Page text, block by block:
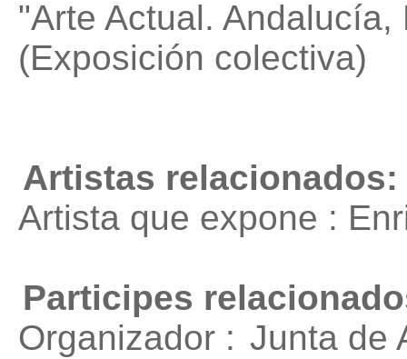
"Arte Actual.
(Exposición colectiva)
Artistas relacionados:
Artista que expone :
Participes
Organizador : Junta de